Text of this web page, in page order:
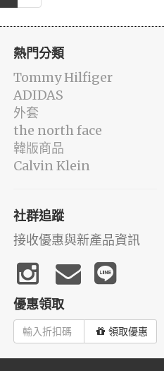
熱門分類
Tommy Hilfiger
ADIDAS
外套
the north face
韓版商品
Calvin Klein
社群追蹤
接收優惠與新產品資訊
優惠領取
領取優惠